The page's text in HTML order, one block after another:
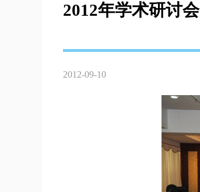
2012年学术研讨会
2012-09-10